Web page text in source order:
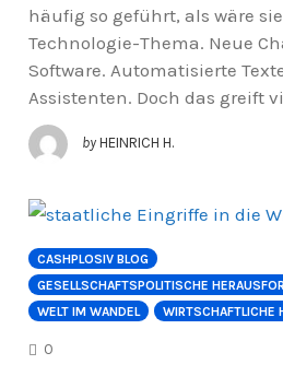
häufig so geführt, als wäre
Technologie-Thema. Neue
Software. Automatisierte
Assistenten. Doch das greift
by HEINRICH H.
CASHPLOSIV BLOG
GESELLSCHAFTSPOLITISCHE
WELT IM WANDEL
WIRTSCHAFTLICHE
0